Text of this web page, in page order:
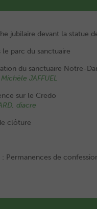
jubilaire devant la statue
le parc du sanctuaire
du sanctuaire Notre-
JAFFUEL
sur le Credo
diacre
clôture
: Permanences de